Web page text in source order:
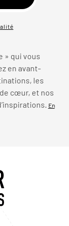
» qui vous
en avant-
les
cœur, et nos
En